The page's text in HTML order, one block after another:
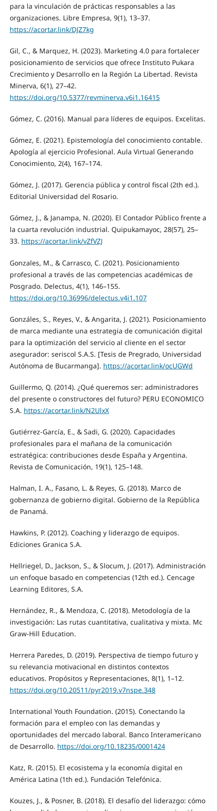
para la vinculación de prácticas responsables a las
organizaciones. Libre Empresa, 9(1), 13–37.
https://acortar.link/DJZ7kg
Gil, C., & Marquez, H. (2023). Marketing 4.0 para fortalecer
posicionamiento de servicios que ofrece Instituto Pukara
Crecimiento y Desarrollo en la Región La Libertad. Revista
Minerva, 6(1), 27–42.
https://doi.org/10.5377/revminerva.v6i1.16415
Gómez, C. (2016). Manual para líderes de equipos. Excelitas.
Gómez, E. (2021). Epistemología del conocimiento contable.
Apología al ejercicio Profesional. Aula Virtual Generando
Conocimiento, 2(4), 167–174.
Gómez, J. (2017). Gerencia pública y control fiscal (2th ed.).
Editorial Universidad del Rosario.
Gómez, J., & Janampa, N. (2020). El Contador Público frente a
la cuarta revolución industrial. Quipukamayoc, 28(57), 25–
33. https://acortar.link/vZfVZJ
Gonzales, M., & Carrasco, C. (2021). Posicionamiento
profesional a través de las competencias académicas de
Posgrado. Delectus, 4(1), 146–155.
https://doi.org/10.36996/delectus.v4i1.107
Gonzáles, S., Reyes, V., & Angarita, J. (2021). Posicionamiento
de marca mediante una estrategia de comunicación digital
para la optimización del servicio al cliente en el sector
asegurador: seriscol S.A.S. [Tesis de Pregrado, Universidad
Autónoma de Bucarmanga]. https://acortar.link/ocUGWd
Guillermo, Q. (2014). ¿Qué queremos ser: administradores
del presente o constructores del futuro? PERU ECONOMICO
S.A. https://acortar.link/N2UlxX
Gutiérrez-García, E., & Sadi, G. (2020). Capacidades
profesionales para el mañana de la comunicación
estratégica: contribuciones desde España y Argentina.
Revista de Comunicación, 19(1), 125–148.
Halman, I. A., Fasano, L. & Reyes, G. (2018). Marco de
gobernanza de gobierno digital. Gobierno de la República
de Panamá.
Hawkins, P. (2012). Coaching y liderazgo de equipos.
Ediciones Granica S.A.
Hellriegel, D., Jackson, S., & Slocum, J. (2017). Administración
un enfoque basado en competencias (12th ed.). Cencage
Learning Editores, S.A.
Hernández, R., & Mendoza, C. (2018). Metodología de la
investigación: Las rutas cuantitativa, cualitativa y mixta. Mc
Graw-Hill Education.
Herrera Paredes, D. (2019). Perspectiva de tiempo futuro y
su relevancia motivacional en distintos contextos
educativos. Propósitos y Representaciones, 8(1), 1–12.
https://doi.org/10.20511/pyr2019.v7nspe.348
International Youth Foundation. (2015). Conectando la
formación para el empleo con las demandas y
oportunidades del mercado laboral. Banco Interamericano
de Desarrollo. https://doi.org/10.18235/0001424
Katz, R. (2015). El ecosistema y la economía digital en
América Latina (1th ed.). Fundación Telefónica.
Kouzes, J., & Posner, B. (2018). El desafío del liderazgo: cómo